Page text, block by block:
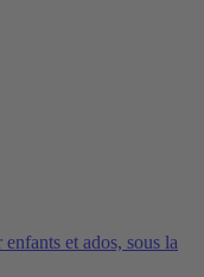
enfants et ados, sous la